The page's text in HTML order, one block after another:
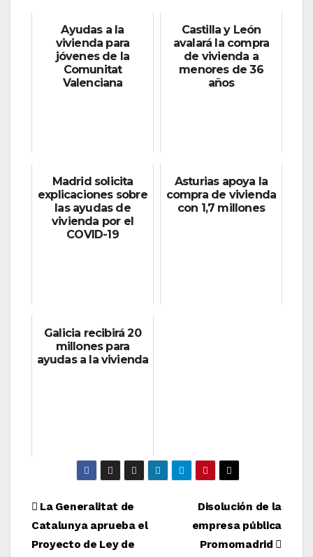
Ayudas a la
vivienda para
jóvenes de la
Comunitat
Valenciana
Castilla y León
avalará la compra
de vivienda a
menores de 36
años
Madrid solicita
explicaciones sobre
las ayudas de
vivienda por el
COVID-19
Asturias apoya la
compra de vivienda
con 1,7 millones
Galicia recibirá 20
millones para
ayudas a la vivienda
Navegación
de
Disolución de la
empresa pública
Promomadrid
La Generalitat de
Catalunya aprueba el
Proyecto de Ley de